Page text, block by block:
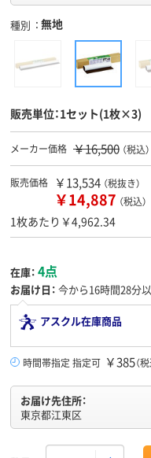
種別 無地
販売単位：1セット(1枚×3)
メーカー価格 ￥16,500 （税込）
販売価格 ￥13,534 （税抜き）
￥14,887 （税込）
1枚あたり￥4,962.34
在庫： 4点
お届け日： 今から16時間28分
アスクル在庫商品
時間帯指定 指定可 ￥385（
お届け先住所：
東京都江東区